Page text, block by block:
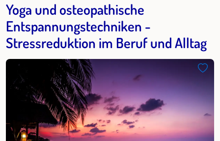
Yoga und osteopathische
Entspannungstechniken -
Stressreduktion im Beruf und Alltag